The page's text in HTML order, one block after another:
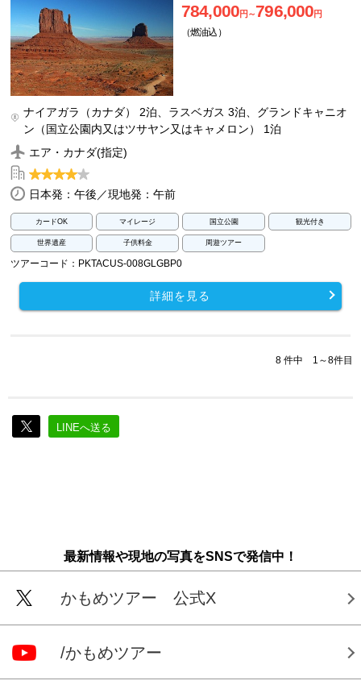
784,000円～796,000円
（燃油込）
ナイアガラ（カナダ） 2泊、ラスベガス 3泊、グランドキャニオ
ン（国立公園内又はツサヤン又はキャメロン） 1泊
エア・カナダ(指定)
日本発：午後／現地発：午前
カードOK マイレージ 国立公園 観光付き
世界遺産 子供料金 周遊ツアー
ツアーコード：PKTACUS-008GLGBP0
詳細を見る
8 件中 1～8件目
LINEへ送る
最新情報や現地の写真をSNSで発信中！
かもめツアー 公式X
/かもめツアー